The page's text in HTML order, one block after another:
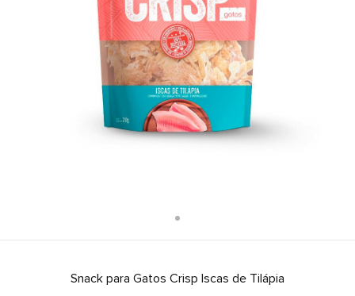
Snack para Gatos Crisp Iscas de Tilápia